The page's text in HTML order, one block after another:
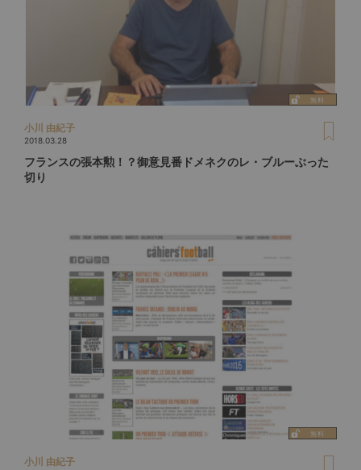
小川 由紀子
2018.03.28
フランスの張本勲！？御意見番ドメネクのレ・ブルーぶった
切り
小川 由紀子